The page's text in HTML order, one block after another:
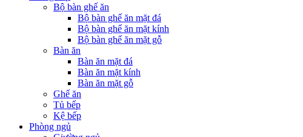
Bộ bàn ghế ăn
Bộ bàn ghế ăn mặt đá
Bộ bàn ghế ăn mặt kính
Bộ bàn ghế ăn mặt gỗ
Bàn ăn
Bàn ăn mặt đá
Bàn ăn mặt kính
Bàn ăn mặt gỗ
Ghế ăn
Tủ bếp
Kệ bếp
Phòng ngủ